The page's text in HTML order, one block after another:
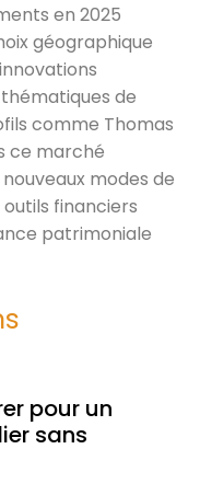
en 2025
géographique
de
comme Thomas
ce marché
modes de
financiers
patrimoniale
pour un
sans